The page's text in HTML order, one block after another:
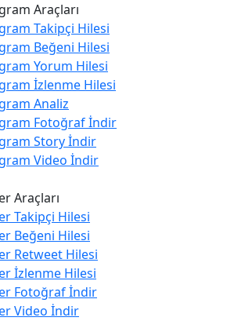
Araçları
Takipçi Hilesi
Beğeni Hilesi
Yorum Hilesi
İzlenme Hilesi
Analiz
Fotoğraf İndir
Story İndir
Video İndir
Araçları
Takipçi Hilesi
Beğeni Hilesi
Retweet Hilesi
İzlenme Hilesi
Fotoğraf İndir
Video İndir